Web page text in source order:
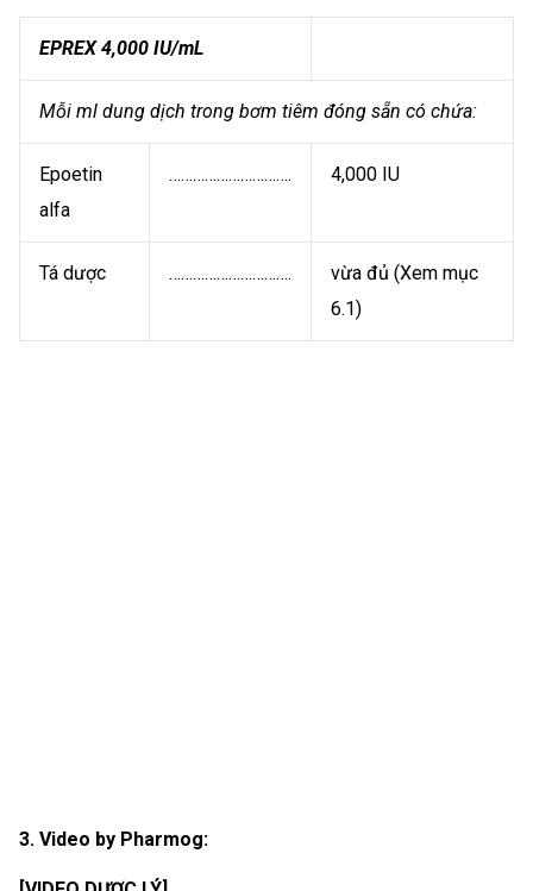
EPREX 4,000 IU/mL
Mỗi ml dung dịch trong bơm tiêm đóng sẵn có chứa:
Epoetin
alfa
…………………………. 4,000 IU
Tá dược ………………………….
vừa đủ (Xem mục
6.1)
3. Video by Pharmog: